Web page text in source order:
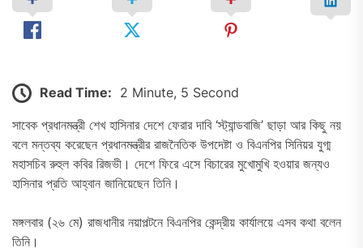
Read Time: 2 Minute, 5 Second
সাবেক প্রধানমন্ত্রী শেখ হাসিনার দেশে ফেরার দাবি ‘স্ট্যান্ডবাজি’ ছাড়া আর কিছু নয়
বলে মন্তব্য করেছেন প্রধানমন্ত্রীর রাজনৈতিক উপদেষ্টা ও বিএনপির সিনিয়র যুগ্ম
মহাসচিব রুহুল কবির রিজভী। দেশে ফিরে এসে বিচারের মুখোমুখি হওয়ার জন্যও
হাসিনার প্রতি আহ্বান জানিয়েছেন তিনি।
মঙ্গলবার (২৬ মে) রাজধানীর নয়াপল্টনে বিএনপির কেন্দ্রীয় কার্যালয়ে এসব কথা বলেন
তিনি।